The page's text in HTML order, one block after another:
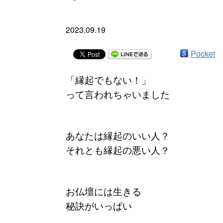
2023.09.19
Pocket
「縁起でもない！」
って言われちゃいました
あなたは縁起のいい人？
それとも縁起の悪い人？
お仏壇には生きる
秘訣がいっぱい